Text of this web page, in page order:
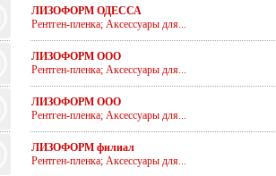
ЛИЗОФОРМ ОДЕССА
Рентген-пленка; Аксессуары для...
ЛИЗОФОРМ ООО
Рентген-пленка; Аксессуары для...
ЛИЗОФОРМ ООО
Рентген-пленка; Аксессуары для...
ЛИЗОФОРМ филиал
Рентген-пленка; Аксессуары для...